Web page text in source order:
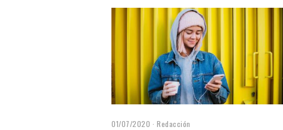
01/07/2020 Redacción